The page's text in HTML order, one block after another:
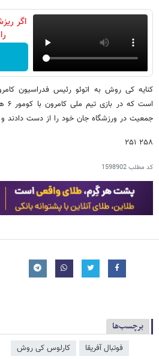
اگر
کنایه کی روش به اتوئو رئیس فدراسیون
جمعیت در ورزشگاه جان خود را از دست دادند و ۴۰ نفر نیز زخمی شدند.
۲۵۸ ۲۵۱
کد مطلب1598902
برچسب‌ها
فوتبال آفریقا کارلوس کی روش